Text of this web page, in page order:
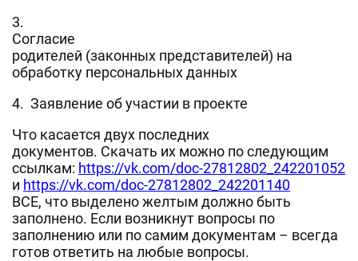
3.
Согласие
родителей (законных представителей) на
обработку персональных данных
4. Заявление об участии в проекте
Что касается двух последних
документов. Скачать их можно по следующим
ссылкам: https://vk.com/doc-27812802_242201052
и https://vk.com/doc-27812802_242201140
ВСЕ, что выделено желтым должно быть
заполнено. Если возникнут вопросы по
заполнению или по самим документам – всегда
готов ответить на любые вопросы.